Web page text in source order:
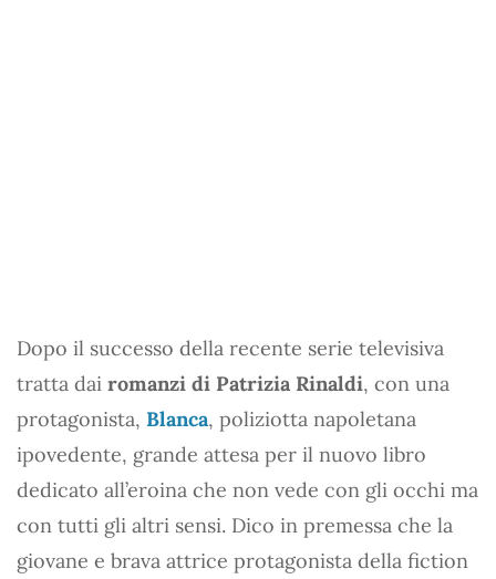
Dopo il successo della recente serie televisiva
tratta dai romanzi di Patrizia Rinaldi, con una
protagonista, Blanca, poliziotta napoletana
ipovedente, grande attesa per il nuovo libro
dedicato all’eroina che non vede con gli occhi ma
con tutti gli altri sensi. Dico in premessa che la
giovane e brava attrice protagonista della fiction